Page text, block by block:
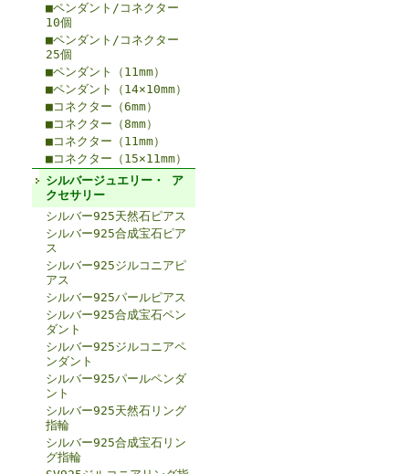
■ペンダント/コネクター
10個
■ペンダント/コネクター
25個
■ペンダント（11mm）
■ペンダント（14×10mm）
■コネクター（6mm）
■コネクター（8mm）
■コネクター（11mm）
■コネクター（15×11mm）
シルバージュエリー・ ア
クセサリー
シルバー925天然石ピアス
シルバー925合成宝石ピア
ス
シルバー925ジルコニアピ
アス
シルバー925パールピアス
シルバー925合成宝石ペン
ダント
シルバー925ジルコニアペ
ンダント
シルバー925パールペンダ
ント
シルバー925天然石リング
指輪
シルバー925合成宝石リン
グ指輪